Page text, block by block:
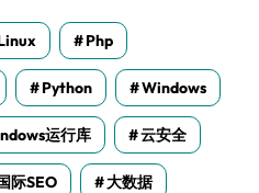
Php
Python Windows
运行库 云安全
际SEO 大数据